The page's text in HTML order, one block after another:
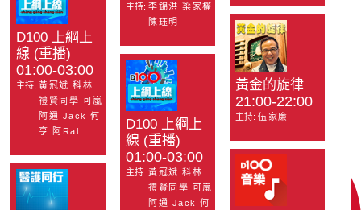
D100 上綱上
線 (重播)
01:00-03:00
主持: 黃冠斌 科林
禮賢同學 可嵐
阿通 Jack 何
亨 阿Ral
主持: 李錦洪 梁家權
陳珏明
D100 上綱上
線 (重播)
01:00-03:00
主持: 黃冠斌 科林
禮賢同學 可嵐
阿通 Jack 何
黃金的旋律
21:00-22:00
主持: 伍家廉